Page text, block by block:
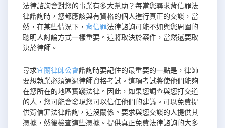
法律諮詢會對您的事業有多大幫助？每當您尋求背信罪法
律諮詢時，您都應該與有資格的個人進行真正的交談，當
然，在某些情況下， 背信罪法律諮詢可能不如與您周圍的
聰明人討論方式一樣重要。這將取決於案件，當然還要取
決於律師。
尋求宜蘭律師公會諮詢時要記住的最重要的一點是，律師
要想執業必須通過律師資格考試。這項考試將使他們能夠
在您所在的地區實踐法律。因此，如果您調查與您打交道
的人，您可能會發現您可以信任他們的建議。可以免費提
供背信罪法律諮詢，這沒關係。要求與您交談的人提供其
憑據，然後檢查這些憑據。提供真正免費法律諮詢的大多